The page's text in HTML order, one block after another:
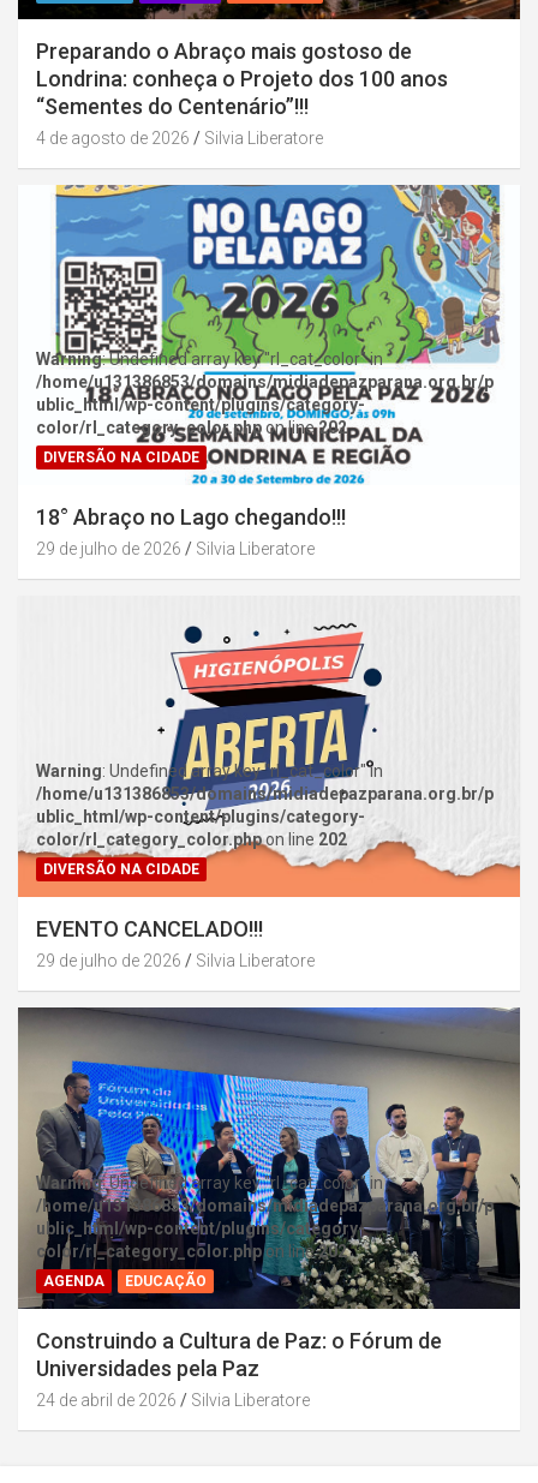
Preparando o Abraço mais gostoso de
Londrina: conheça o Projeto dos 100 anos
“Sementes do Centenário”!!!
4 de agosto de 2026 Silvia Liberatore
Warning: Undefined array key "rl_cat_color" in
/home/u131386853/domains/midiadepazparana.org.br/p
ublic_html/wp-content/plugins/category-
color/rl_category_color.phpon line202
DIVERSÃO NA CIDADE
18° Abraço no Lago chegando!!!
29 de julho de 2026 Silvia Liberatore
Warning: Undefined array key "rl_cat_color" in
/home/u131386853/domains/midiadepazparana.org.br/p
ublic_html/wp-content/plugins/category-
color/rl_category_color.phpon line 202
DIVERSÃO NA CIDADE
EVENTO CANCELADO!!!
29 de julho de 2026 Silvia Liberatore
Warning: Undefined array key "rl_cat_color" in
/home/u131386853/domains/midiadepazparana.org.br/p
ublic_html/wp-content/plugins/category-
color/rl_category_color.phpon line202
AGENDA EDUCAÇÃO
Construindo a Cultura de Paz: o Fórum de
Universidades pela Paz
24 de abril de 2026 Silvia Liberatore